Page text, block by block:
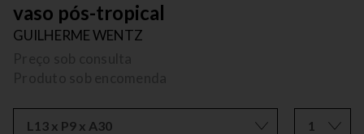
vaso pós-tropical
GUILHERME WENTZ
L13 x P9 x A30 1